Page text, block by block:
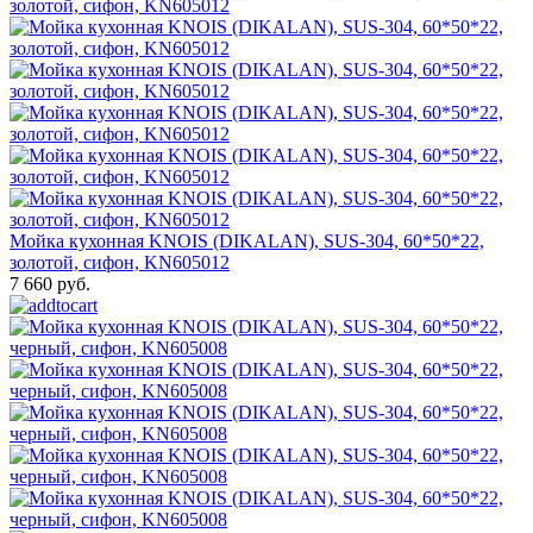
Мойка кухонная KNOIS (DIKALAN), SUS-304, 60*50*22,
золотой, сифон, KN605012
7 660 руб.